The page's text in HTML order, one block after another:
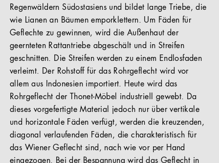
Regenwäldern Südostasiens und bildet lange Triebe, die
wie Lianen an Bäumen emporklettern. Um Fäden für
Geflechte zu gewinnen, wird die Außenhaut der
geernteten Rattantriebe abgeschält und in Streifen
geschnitten. Die Streifen werden zu einem Endlosfaden
verleimt. Der Rohstoff für das Rohrgeflecht wird vor
allem aus Indonesien importiert. Heute wird das
Rohrgeflecht der Thonet-Möbel industriell gewebt. Da
dieses vorgefertigte Material jedoch nur über vertikale
und horizontale Fäden verfügt, werden die kreuzenden,
diagonal verlaufenden Fäden, die charakteristisch für
das Wiener Geflecht sind, nach wie vor per Hand
eingezogen. Bei der Bespannung wird das Geflecht in